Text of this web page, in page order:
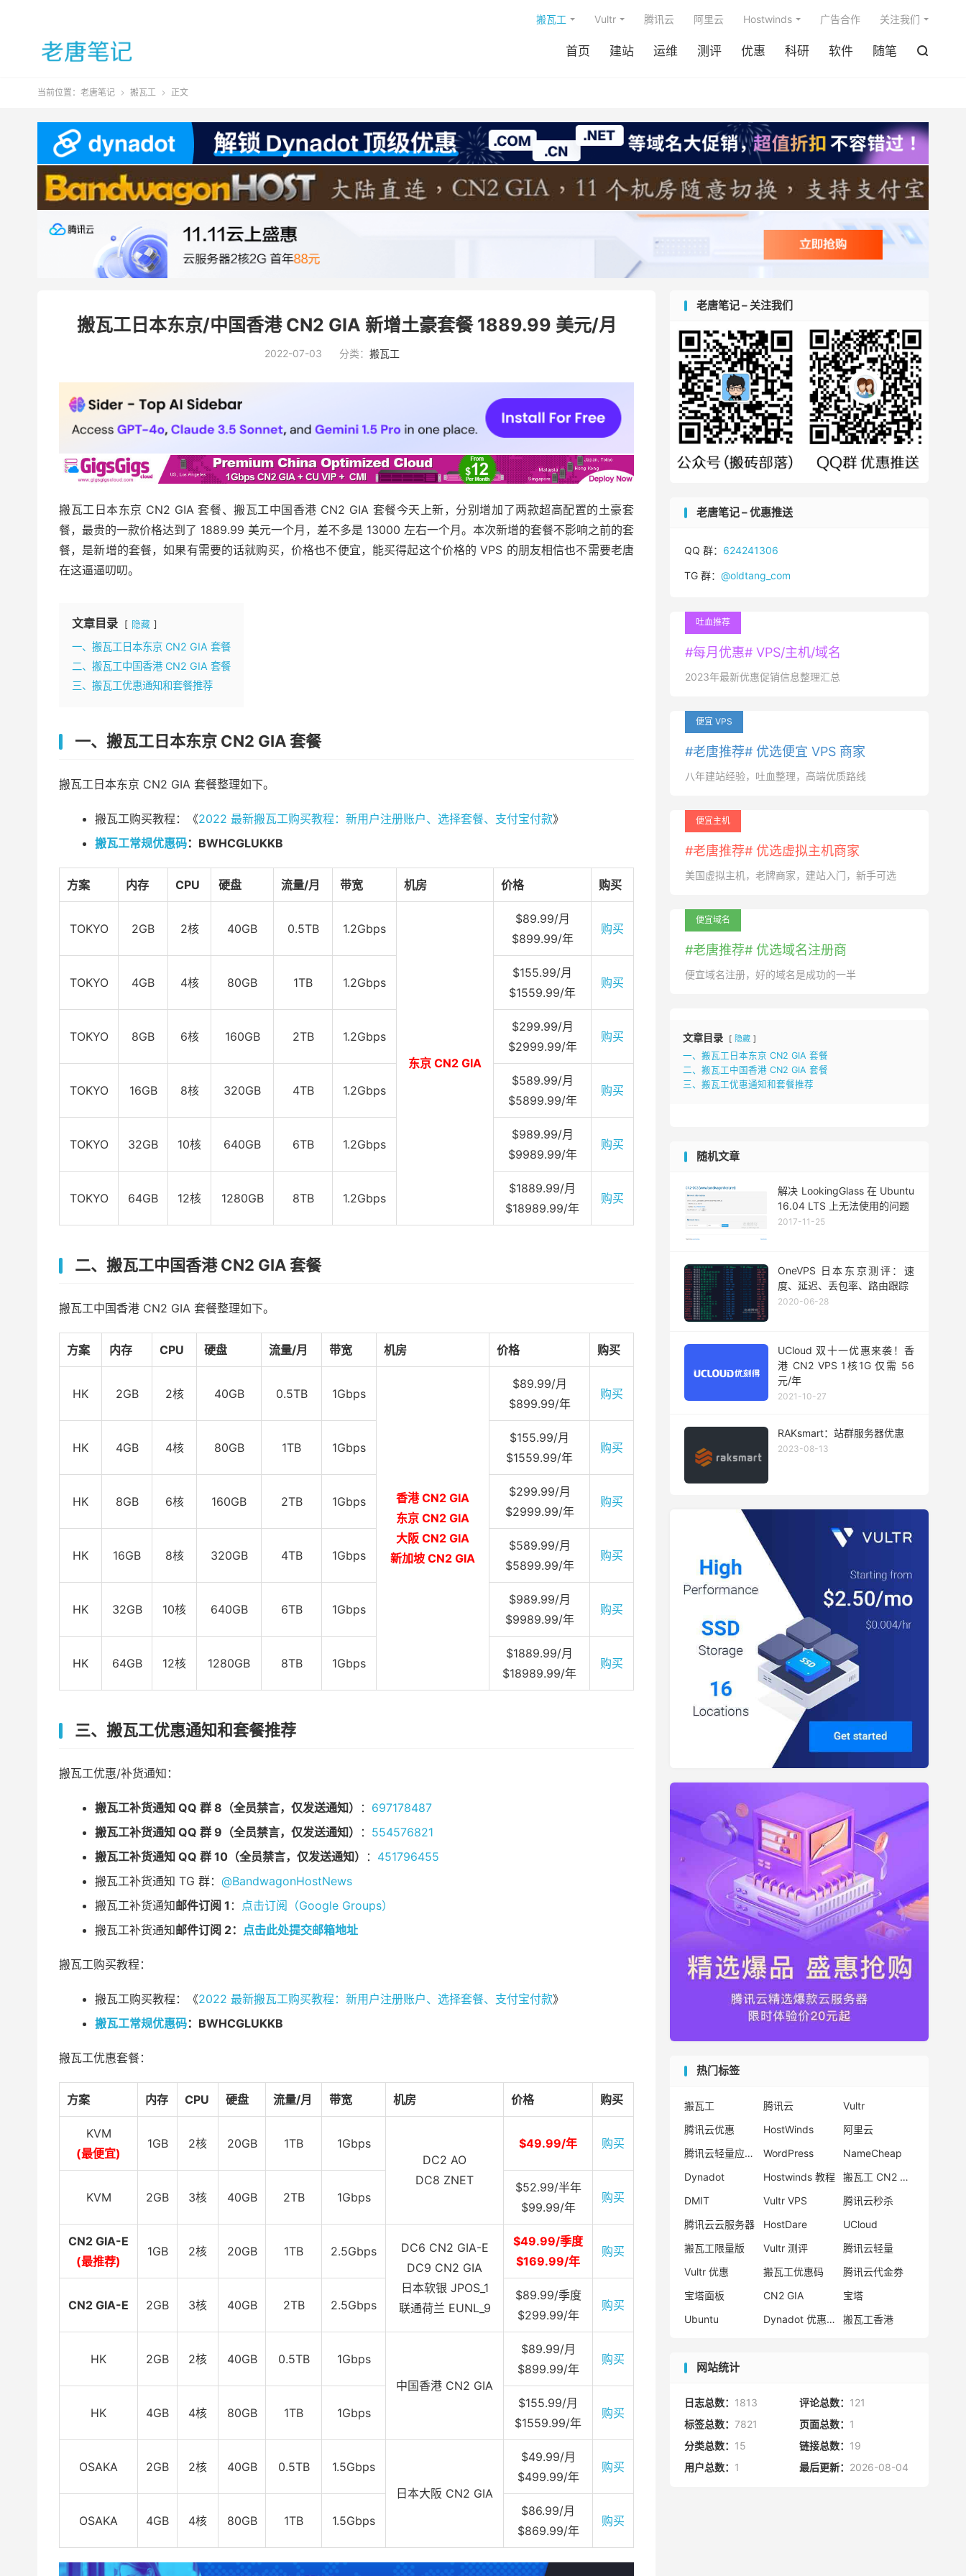
首页 建站 运维 测评 优惠 科研 软件 随笔 
搬瓦工 Vultr 腾讯云 阿里云 Hostwinds 广告合作 关注我们
当前位置： 老唐笔记  搬瓦工  正文
搬瓦工日本东京/中国香港 CN2 GIA 新增土豪套餐 1889.99 美元/月
2022-07-03 分类： 搬瓦工
搬瓦工日本东京 CN2 GIA 套餐、搬瓦工中国香港 CN2 GIA 套餐今天上新，分别增加了两款超高配置的土豪套
餐，最贵的一款价格达到了 1889.99 美元一个月，差不多是 13000 左右一个月。本次新增的套餐不影响之前的套
餐，是新增的套餐，如果有需要的话就购买，价格也不便宜，能买得起这个价格的 VPS 的朋友相信也不需要老唐
在这逼逼叨叨。
文章目录 隐藏
一、搬瓦工日本东京 CN2 GIA 套餐
二、搬瓦工中国香港 CN2 GIA 套餐
三、搬瓦工优惠通知和套餐推荐
一、搬瓦工日本东京 CN2 GIA 套餐
搬瓦工日本东京 CN2 GIA 套餐整理如下。
搬瓦工购买教程：《2022 最新搬瓦工购买教程：新用户注册账户、选择套餐、支付宝付款》
搬瓦工常规优惠码：BWHCGLUKKB
方案 内存 CPU 硬盘 流量/月 带宽 机房 价格 购买
TOKYO 2GB 2核 40GB 0.5TB 1.2Gbps
东京 CN2 GIA
$89.99/月
$899.99/年
购买
TOKYO 4GB 4核 80GB 1TB 1.2Gbps
$155.99/月
$1559.99/年
购买
TOKYO 8GB 6核 160GB 2TB 1.2Gbps
$299.99/月
$2999.99/年
购买
TOKYO 16GB 8核 320GB 4TB 1.2Gbps
$589.99/月
$5899.99/年
购买
TOKYO 32GB 10核 640GB 6TB 1.2Gbps
$989.99/月
$9989.99/年
购买
TOKYO 64GB 12核 1280GB 8TB 1.2Gbps
$1889.99/月
$18989.99/年
购买
二、搬瓦工中国香港 CN2 GIA 套餐
搬瓦工中国香港 CN2 GIA 套餐整理如下。
方案 内存 CPU 硬盘 流量/月 带宽 机房 价格 购买
HK 2GB 2核 40GB 0.5TB 1Gbps
香港 CN2 GIA
东京 CN2 GIA
大阪 CN2 GIA
新加坡 CN2 GIA
$89.99/月
$899.99/年
购买
HK 4GB 4核 80GB 1TB 1Gbps
$155.99/月
$1559.99/年
购买
HK 8GB 6核 160GB 2TB 1Gbps
$299.99/月
$2999.99/年
购买
HK 16GB 8核 320GB 4TB 1Gbps
$589.99/月
$5899.99/年
购买
HK 32GB 10核 640GB 6TB 1Gbps
$989.99/月
$9989.99/年
购买
HK 64GB 12核 1280GB 8TB 1Gbps
$1889.99/月
$18989.99/年
购买
三、搬瓦工优惠通知和套餐推荐
搬瓦工优惠/补货通知：
搬瓦工补货通知 QQ 群 8（全员禁言，仅发送通知） ： 697178487
搬瓦工补货通知 QQ 群 9（全员禁言，仅发送通知）
： 554576821
搬瓦工补货通知 QQ 群 10（全员禁言，仅发送通知）
： 451796455
搬瓦工补货通知 TG 群： @BandwagonHostNews
搬瓦工补货通知邮件订阅 1 ： 点击订阅（Google Groups）
搬瓦工补货通知邮件订阅 2： 点击此处提交邮箱地址
搬瓦工购买教程：
搬瓦工购买教程：《2022 最新搬瓦工购买教程：新用户注册账户、选择套餐、支付宝付款》
搬瓦工常规优惠码：BWHCGLUKKB
搬瓦工优惠套餐：
方案 内存 CPU 硬盘 流量/月 带宽 机房 价格 购买
KVM
(最便宜)
1GB 2核 20GB 1TB
1Gbps
DC2 AO
DC8 ZNET
$49.99/年 购买
KVM 2GB 3核 40GB 2TB 1Gbps
$52.99/半年
$99.99/年
购买
CN2 GIA-E
(最推荐)
1GB 2核 20GB 1TB 2.5Gbps
DC6 CN2 GIA-E
DC9 CN2 GIA
日本软银 JPOS_1
联通荷兰 EUNL_9
$49.99/季度
$169.99/年
购买
CN2 GIA-E 2GB 3核 40GB 2TB 2.5Gbps
$89.99/季度
$299.99/年
购买
HK 2GB 2核 40GB 0.5TB
1Gbps
中国香港 CN2 GIA
$89.99/月
$899.99/年
购买
HK 4GB 4核 80GB 1TB 1Gbps
$155.99/月
$1559.99/年
购买
OSAKA 2GB 2核 40GB 0.5TB
1.5Gbps
日本大阪 CN2 GIA
$49.99/月
$499.99/年
购买
OSAKA 4GB 4核 80GB 1TB 1.5Gbps
$86.99/月
$869.99/年
购买
老唐笔记 – 关注我们
老唐笔记 – 优惠推送
QQ 群： 624241306
TG 群： @oldtang_com
吐血推荐
#每月优惠# VPS/主机/域名
2023年最新优惠促销信息整理汇总
便宜 VPS
#老唐推荐# 优选便宜 VPS 商家
八年建站经验，吐血整理，高端优质路线
便宜主机
#老唐推荐# 优选虚拟主机商家
美国虚拟主机，老牌商家，建站入门，新手可选
便宜域名
#老唐推荐# 优选域名注册商
便宜域名注册，好的域名是成功的一半
文章目录 隐藏
一、搬瓦工日本东京 CN2 GIA 套餐
二、搬瓦工中国香港 CN2 GIA 套餐
三、搬瓦工优惠通知和套餐推荐
随机文章
解决 LookingGlass 在 Ubuntu
16.04 LTS 上无法使用的问题
2017-11-25
OneVPS 日本东京测评：速
度、延迟、丢包率、路由跟踪
2020-06-28
UCloud 双十一优惠来袭！香
港 CN2 VPS 1核1G 仅需 56
元/年
2021-10-27
RAKsmart：站群服务器优惠
2023-08-13
热门标签
搬瓦工 腾讯云
Vultr
腾讯云优惠
HostWinds
阿里云
腾讯云轻量应用服务器
WordPress
NameCheap
Dynadot
Hostwinds 教程
搬瓦工 CN2 GIA
DMIT
Vultr VPS
腾讯云秒杀
腾讯云云服务器
HostDare
UCloud
搬瓦工限量版
Vultr 测评
腾讯云轻量
Vultr 优惠
搬瓦工优惠码
腾讯云代金券
宝塔面板
CN2 GIA
宝塔
Ubuntu
Dynadot 优惠码 搬瓦工香港
网站统计
日志总数： 1813 评论总数： 121
标签总数： 7821 页面总数： 1
分类总数： 15 链接总数： 19
用户总数： 1 最后更新： 2026-08-04